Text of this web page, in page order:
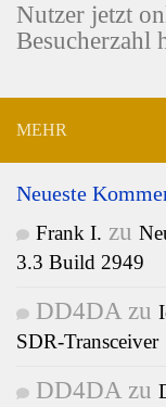
Nutzer jetzt
Besucherzahl
MEHR
Neueste
Frank I. zu
3.3 Build 2949
DD4DAzu
SDR-Transceiver
DD4DAzu